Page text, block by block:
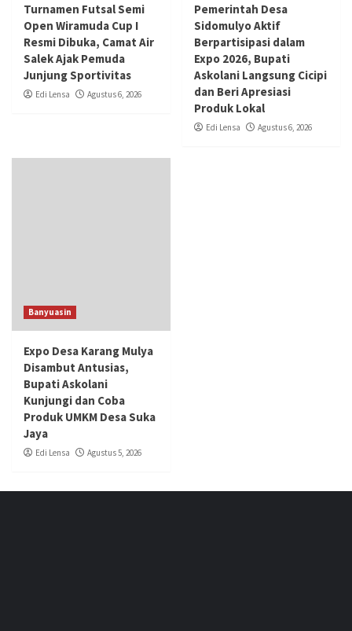
Turnamen Futsal Semi
Open Wiramuda Cup I
Resmi Dibuka, Camat Air
Salek Ajak Pemuda
Junjung Sportivitas
Edi Lensa Agustus 6, 2026
Pemerintah Desa
Sidomulyo Aktif
Berpartisipasi dalam
Expo 2026, Bupati
Askolani Langsung Cicipi
dan Beri Apresiasi
Produk Lokal
Edi Lensa Agustus 6, 2026
Banyuasin
Expo Desa Karang Mulya
Disambut Antusias,
Bupati Askolani
Kunjungi dan Coba
Produk UMKM Desa Suka
Jaya
Edi Lensa Agustus 5, 2026